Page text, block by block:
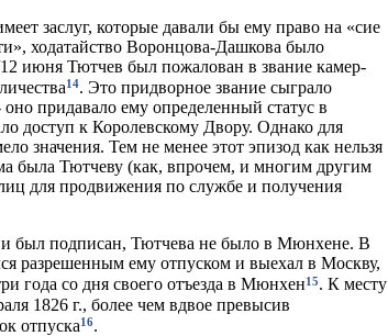
заслуг, которые давали бы ему право на «сие
ходатайство Воронцова-Дашкова было
июня Тютчев был пожалован в звание камер-
14. Это придворное звание сыграло
придавало ему определенный статус в
доступ к Королевскому Двору. Однако для
значения. Тем не менее этот эпизод как нельзя
была Тютчеву (как, впрочем, и многим другим
для продвижения по службе и получения
был подписан, Тютчева не было в Мюнхене. В
разрешенным ему отпуском и выехал в Москву,
года со дня своего отъезда в Мюнхен15. К месту
1826 г., более чем вдвое превысив
отпуска16.